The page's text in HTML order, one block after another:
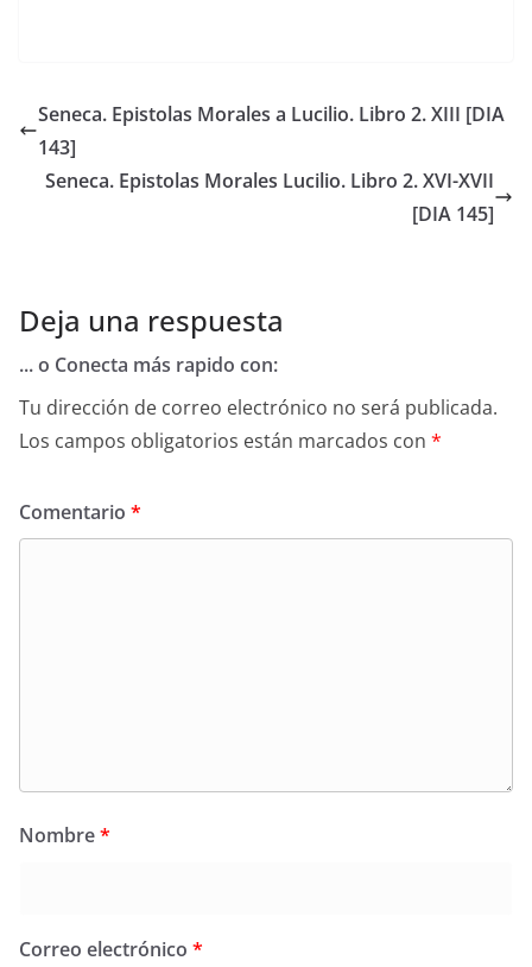
Seneca. Epistolas Morales a Lucilio. Libro 2. XIII [DIA
143]
Seneca. Epistolas Morales Lucilio. Libro 2. XVI-XVII
[DIA 145]
Deja una respuesta
... o Conecta más rapido con:
Tu dirección de correo electrónico no será publicada.
Los campos obligatorios están marcados con *
Comentario *
Nombre*
Correo electrónico *